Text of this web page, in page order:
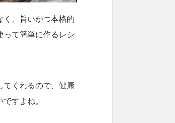
く、旨いかつ本格的
って簡単に作るレシ
てくれるので、健康
すよね。